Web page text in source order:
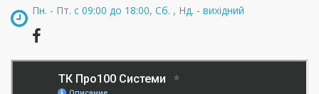
Пн. - Пт. с 09:00 до 18:00, Сб. , Нд. - вихідний